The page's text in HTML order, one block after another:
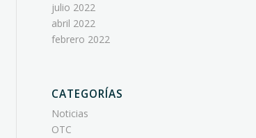
julio 2022
abril 2022
febrero 2022
CATEGORÍAS
Noticias
OTC